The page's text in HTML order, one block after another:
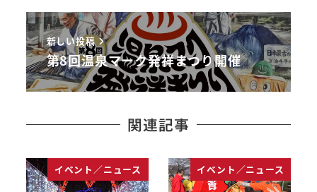
新しい投稿
第8回温泉マーク発祥まつり開催
関連記事
イベント／ニュース イベント／ニュース